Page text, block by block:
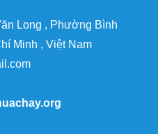
Long , Phường Bình
Minh , Việt Nam